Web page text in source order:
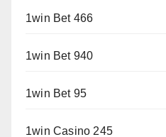
1win Bet 466
1win Bet 940
1win Bet 95
1win Casino 245